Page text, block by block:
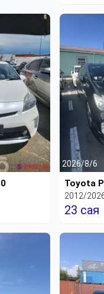
2026/8/6
Toyota
2012/
23 сая